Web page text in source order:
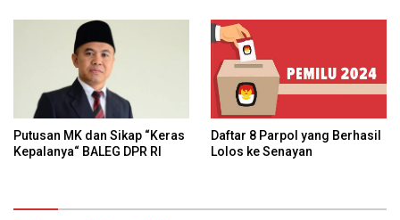
Putusan MK dan Sikap “Keras
Kepalanya“ BALEG DPR RI
Daftar 8 Parpol yang Berhasil
Lolos ke Senayan